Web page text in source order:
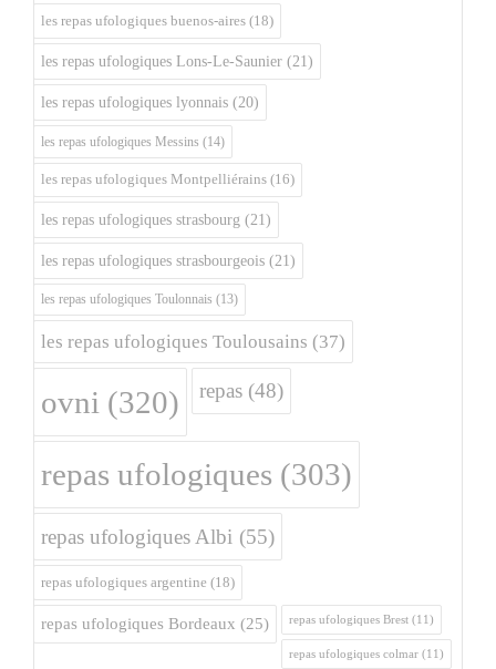
les repas ufologiques buenos-aires (18)
les repas ufologiques Lons-Le-Saunier (21)
les repas ufologiques lyonnais (20)
les repas ufologiques Messins (14)
les repas ufologiques Montpelliérains (16)
les repas ufologiques strasbourg (21)
les repas ufologiques strasbourgeois (21)
les repas ufologiques Toulonnais (13)
les repas ufologiques Toulousains (37)
ovni (320) repas (48)
repas ufologiques (303)
repas ufologiques Albi (55)
repas ufologiques argentine (18)
repas ufologiques Bordeaux (25) repas ufologiques Brest (11)
repas ufologiques colmar (11)